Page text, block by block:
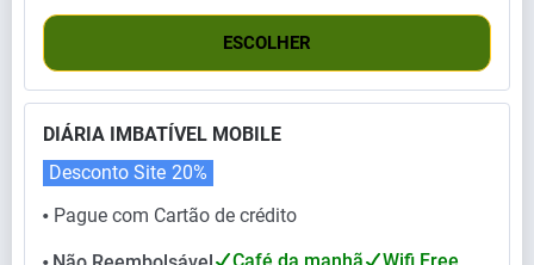
ESCOLHER
DIÁRIA IMBATÍVEL MOBILE
⬤ Pague com Cartão de crédito
Desconto Site 20%
⬤